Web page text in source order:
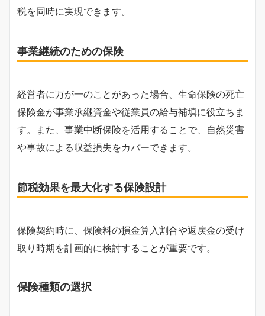
税を同時に実現できます。
事業継続のための保険
経営者に万が一のことがあった場合、生命保険の死亡
保険金が事業承継資金や従業員の給与補填に役立ちま
す。また、事業中断保険を活用することで、自然災害
や事故による収益損失をカバーできます。
節税効果を最大化する保険設計
保険契約時に、保険料の損金算入割合や返戻金の受け
取り時期を計画的に検討することが重要です。
保険種類の選択